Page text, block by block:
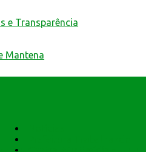
e Transparência
Mantena